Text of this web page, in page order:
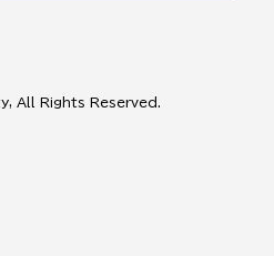
All Rights Reserved.